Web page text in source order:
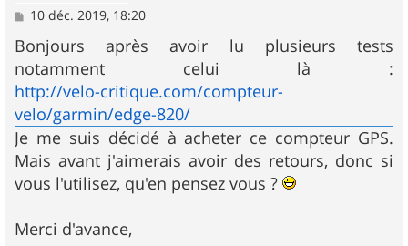
M
s
s
a
g
e
10 déc. 2019, 18:20
Bonjours après avoir lu plusieurs tests
notamment celui là :
http://velo-critique.com/compteur-
velo/garmin/edge-820/
Je me suis décidé à acheter ce compteur GPS.
Mais avant j'aimerais avoir des retours, donc si
vous l'utilisez, qu'en pensez vous ?
Merci d'avance,